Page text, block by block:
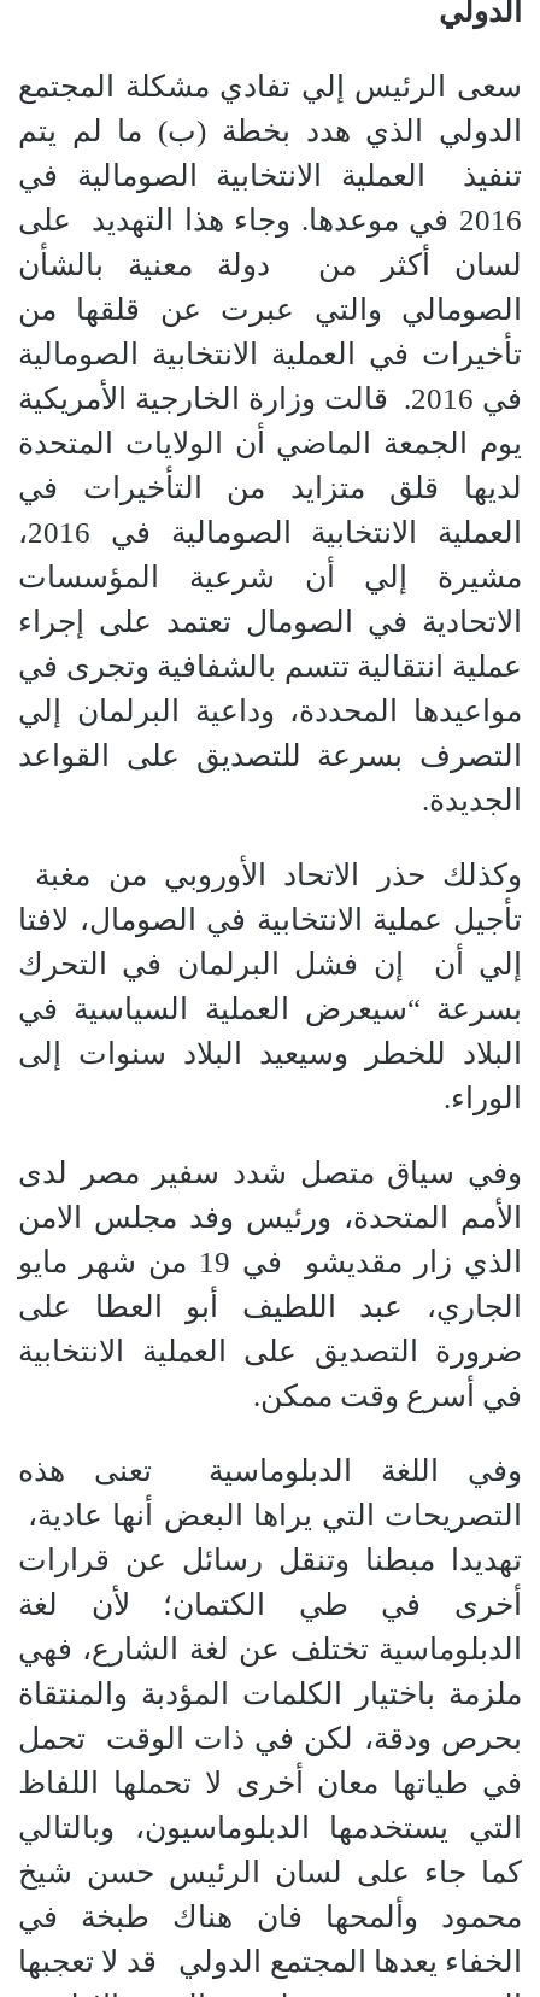
الدولي
سعى الرئيس إلي تفادي مشكلة المجتمع
الدولي الذي هدد بخطة (ب) ما لم يتم
تنفيذ
العملية الانتخابية الصومالية في
2016 في موعدها. وجاء هذا التهديد
على
لسان أكثر من
دولة معنية بالشأن
الصومالي والتي عبرت عن قلقها من
تأخيرات في العملية الانتخابية الصومالية
في 2016.
قالت وزارة الخارجية الأمريكية
يوم الجمعة الماضي أن الولايات المتحدة
لديها قلق متزايد من التأخيرات في
العملية الانتخابية الصومالية في 2016،
مشيرة إلي أن شرعية المؤسسات
الاتحادية في الصومال تعتمد على إجراء
عملية انتقالية تتسم بالشفافية وتجرى في
مواعيدها المحددة، وداعية البرلمان إلي
التصرف بسرعة للتصديق على القواعد
الجديدة.
وكذلك حذر الاتحاد الأوروبي من مغبة
تأجيل عملية الانتخابية في الصومال، لافتا
إلي أن
إن فشل البرلمان في التحرك
بسرعة “سيعرض العملية السياسية في
البلاد للخطر وسيعيد البلاد سنوات إلى
الوراء.
وفي سياق متصل شدد سفير مصر لدى
الأمم المتحدة، ورئيس وفد مجلس الامن
الذي زار مقديشو
في 19 من شهر مايو
الجاري، عبد اللطيف أبو العطا على
ضرورة التصديق على العملية الانتخابية
في أسرع وقت ممكن.
وفي اللغة الدبلوماسية
تعنى هذه
التصريحات التي يراها البعض أنها عادية،
تهديدا مبطنا وتنقل رسائل عن قرارات
أخرى في طي الكتمان؛ لأن لغة
الدبلوماسية تختلف عن لغة الشارع، فهي
ملزمة باختيار الكلمات المؤدبة والمنتقاة
بحرص ودقة، لكن في ذات الوقت
تحمل
في طياتها معان أخرى لا تحملها اللفاظ
التي يستخدمها الدبلوماسيون، وبالتالي
كما جاء على لسان الرئيس حسن شيخ
محمود وألمحها فان هناك طبخة في
الخفاء يعدها المجتمع الدولي
قد لا تعجبها